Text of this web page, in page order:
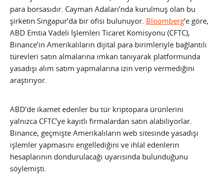
para borsasıdır. Cayman Adaları’nda kurulmuş olan bu
şirketin Singapur’da bir ofisi bulunuyor. Bloomberg‘e göre,
ABD Emtia Vadeli İşlemleri Ticaret Komisyonu (CFTC),
Binance’in Amerikalıların dijital para birimleriyle bağlantılı
türevleri satın almalarına imkan tanıyarak platformunda
yasadışı alım satım yapmalarına izin verip vermediğini
araştırıyor.
ABD’de ikamet edenler bu tür kriptopara ürünlerini
yalnızca CFTC’ye kayıtlı firmalardan satın alabiliyorlar.
Binance, geçmişte Amerikalıların web sitesinde yasadışı
işlemler yapmasını engellediğini ve ihlal edenlerin
hesaplarının dondurulacağı uyarısında bulunduğunu
söylemişti.